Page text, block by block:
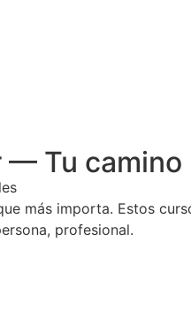
— Tu camino
más importa. Estos
profesional.